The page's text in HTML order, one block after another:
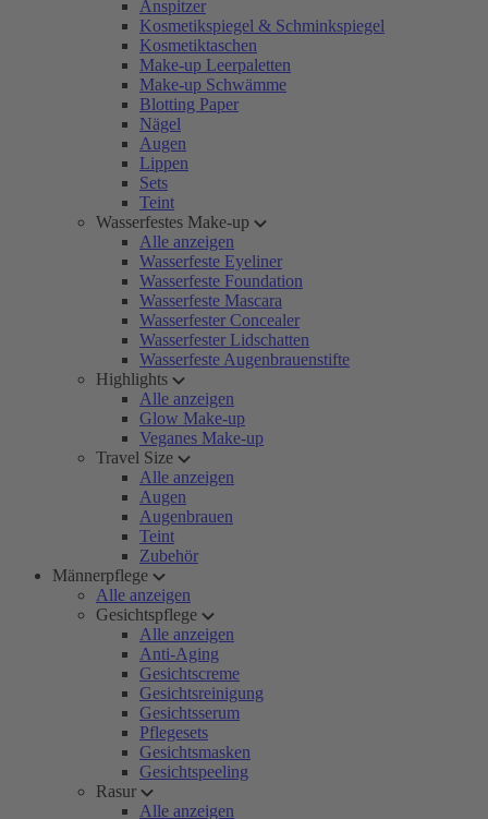
Anspitzer
Kosmetikspiegel & Schminkspiegel
Kosmetiktaschen
Make-up Leerpaletten
Make-up Schwämme
Blotting Paper
Nägel
Augen
Lippen
Sets
Teint
Wasserfestes Make-up
Alle anzeigen
Wasserfeste Eyeliner
Wasserfeste Foundation
Wasserfeste Mascara
Wasserfester Concealer
Wasserfester Lidschatten
Wasserfeste Augenbrauenstifte
Highlights
Alle anzeigen
Glow Make-up
Veganes Make-up
Travel Size
Alle anzeigen
Augen
Augenbrauen
Teint
Zubehör
Männerpflege
Alle anzeigen
Gesichtspflege
Alle anzeigen
Anti-Aging
Gesichtscreme
Gesichtsreinigung
Gesichtsserum
Pflegesets
Gesichtsmasken
Gesichtspeeling
Rasur
Alle anzeigen